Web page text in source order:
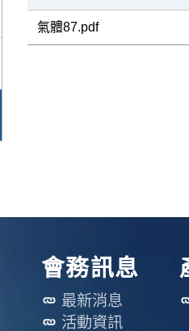
氣體87.pdf
會務訊息
最新消息
活動資訊